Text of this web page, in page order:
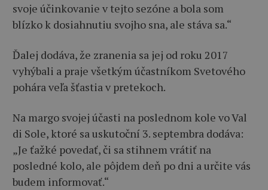
svoje účinkovanie v tejto sezóne a bola som
blízko k dosiahnutiu svojho sna, ale stáva sa.“
Ďalej dodáva, že zranenia sa jej od roku 2017
vyhýbali a praje všetkým účastníkom Svetového
pohára veľa šťastia v pretekoch.
Na margo svojej účasti na poslednom kole vo Val
di Sole, ktoré sa uskutoční 3. septembra dodáva:
„Je ťažké povedať, či sa stihnem vrátiť na
posledné kolo, ale pôjdem deň po dni a určite vás
budem informovať.“